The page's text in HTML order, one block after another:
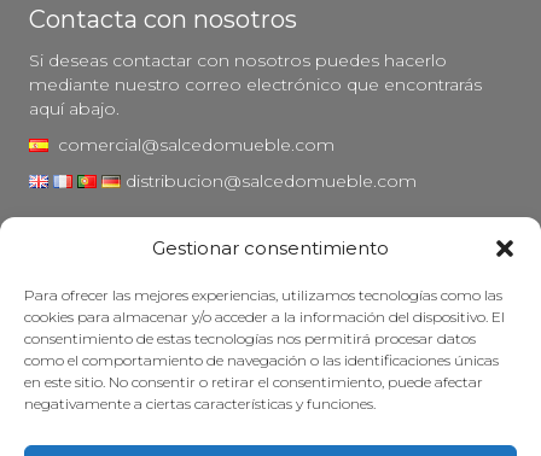
Gestionar consentimiento
Para ofrecer las mejores experiencias, utilizamos tecnologías como las
cookies para almacenar y/o acceder a la información del dispositivo. El
consentimiento de estas tecnologías nos permitirá procesar datos
como el comportamiento de navegación o las identificaciones únicas
en este sitio. No consentir o retirar el consentimiento, puede afectar
negativamente a ciertas características y funciones.
Contacta con nosotros
Si deseas contactar con nosotros puedes hacerlo
mediante nuestro correo electrónico que encontrarás
aquí abajo.
comercial@salcedomueble.com
distribucion@salcedomueble.com
Aviso legal
Política de privacidad
Política de cookies
Mantener su mueble